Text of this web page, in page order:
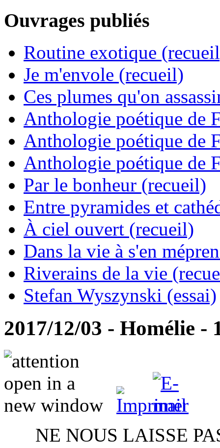
Ouvrages publiés
Routine exotique
Je m'envole (recueil)
Ces plumes qu'on
Anthologie poétique de
Anthologie poétique de
Anthologie poétique de
Par le bonheur (recueil)
Entre pyramides et
À ciel ouvert (recueil)
Dans la vie à s'en
Riverains de la vie
Stefan Wyszynski (essai)
2017/12/03 - Homélie -
NE NOUS LAISSE